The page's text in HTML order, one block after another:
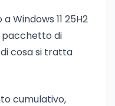
Windows 11 25H2
pacchetto di
di cosa si tratta
cumulativo,